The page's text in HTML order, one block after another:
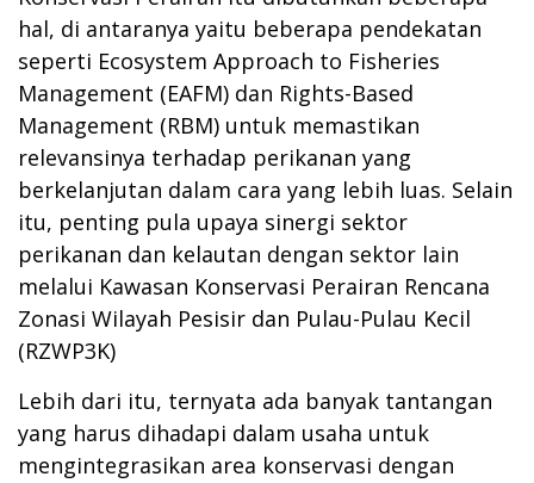
hal, di antaranya yaitu beberapa pendekatan
seperti Ecosystem Approach to Fisheries
Management (EAFM) dan Rights-Based
Management (RBM) untuk memastikan
relevansinya terhadap perikanan yang
berkelanjutan dalam cara yang lebih luas. Selain
itu, penting pula upaya sinergi sektor
perikanan dan kelautan dengan sektor lain
melalui Kawasan Konservasi Perairan Rencana
Zonasi Wilayah Pesisir dan Pulau-Pulau Kecil
(RZWP3K)
Lebih dari itu, ternyata ada banyak tantangan
yang harus dihadapi dalam usaha untuk
mengintegrasikan area konservasi dengan